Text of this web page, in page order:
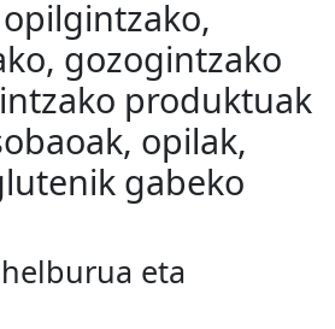
gozogintzako
produktuak
opilak,
gabeko
eta